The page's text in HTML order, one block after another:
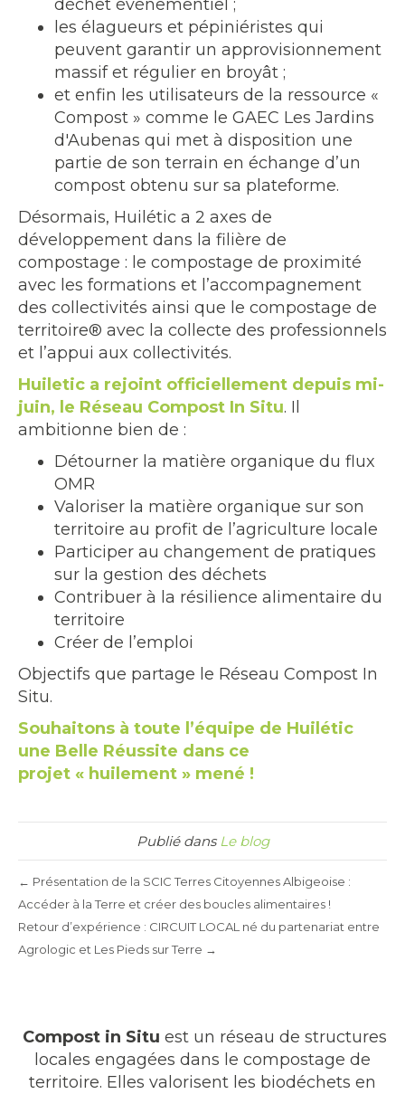
déchet évènementiel ;
les élagueurs et pépiniéristes qui
peuvent garantir un approvisionnement
massif et régulier en broyât ;
et enfin les utilisateurs de la ressource «
Compost » comme le GAEC Les Jardins
d'Aubenas qui met à disposition une
partie de son terrain en échange d’un
compost obtenu sur sa plateforme.
Désormais, Huilétic a 2 axes de
développement dans la filière de
compostage : le compostage de proximité
avec les formations et l’accompagnement
des collectivités ainsi que le compostage de
territoire® avec la collecte des professionnels
et l’appui aux collectivités.
Huiletic a rejoint officiellement depuis mi-
juin, le Réseau Compost In Situ. Il
ambitionne bien de :
Détourner la matière organique du flux
OMR
Valoriser la matière organique sur son
territoire au profit de l’agriculture locale
Participer au changement de pratiques
sur la gestion des déchets
Contribuer à la résilience alimentaire du
territoire
Créer de l’emploi
Objectifs que partage le Réseau Compost In
Situ.
Souhaitons à toute l’équipe de Huilétic
une Belle Réussite dans ce
projet « huilement » mené !
Publié dans Le blog
← Présentation de la SCIC Terres Citoyennes Albigeoise :
Accéder à la Terre et créer des boucles alimentaires !
Retour d’expérience : CIRCUIT LOCAL né du partenariat entre
Agrologic et Les Pieds sur Terre →
Compost in Situ est un réseau de structures
locales engagées dans le compostage de
territoire. Elles valorisent les biodéchets en